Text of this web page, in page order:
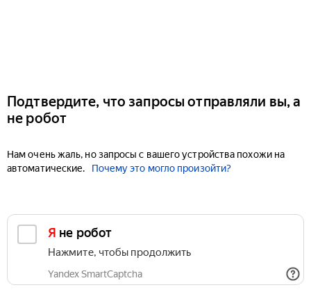
Подтвердите, что запросы отправляли вы, а
не робот
Нам очень жаль, но запросы с вашего устройства похожи на
автоматические.
Почему это могло произойти?
Я не робот
Нажмите, чтобы продолжить
Yandex SmartCaptcha